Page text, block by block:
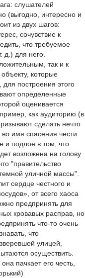
слушателей
(выгодно, интересно и
из двух шагов:
сочувствие к
что требуемое
д.) для него.
так и к
которые
построения этого
определенные
оценивается
как аудиторию (в
сделать нечто
имя спасения чести
и подлое в том, что
возложена на голову
"правительство
уличной массы".
сердце честного и
от всего хаоса
предпринять для
кровавых расправ, но
что-то очень
что
улицей,
осуществить.
пачкает его честь,